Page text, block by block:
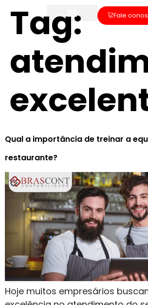
Fale
Tag:
Qual a importância de treinar a
restaurante?
Hoje muitos empresários